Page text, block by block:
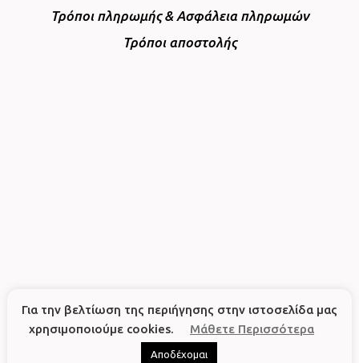
Τρόποι πληρωμής & Ασφάλεια πληρωμών
Τρόποι αποστολής
Για την βελτίωση της περιήγησης στην ιστοσελίδα μας
χρησιμοποιούμε cookies.
Μάθετε Περισσότερα
Αποδέχομαι